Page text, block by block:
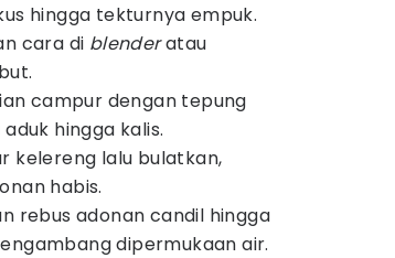
hingga tekturnya empuk.
cara di blenderatau
campur dengan tepung
hingga kalis.
kelereng lalu bulatkan,
habis.
rebus adonan candil hingga
dipermukaan air.